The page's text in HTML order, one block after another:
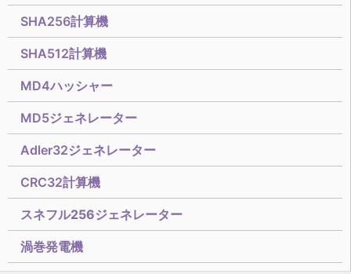
SHA256計算機
SHA512計算機
MD4ハッシャー
MD5ジェネレーター
Adler32ジェネレーター
CRC32計算機
スネフル256ジェネレーター
渦巻発電機